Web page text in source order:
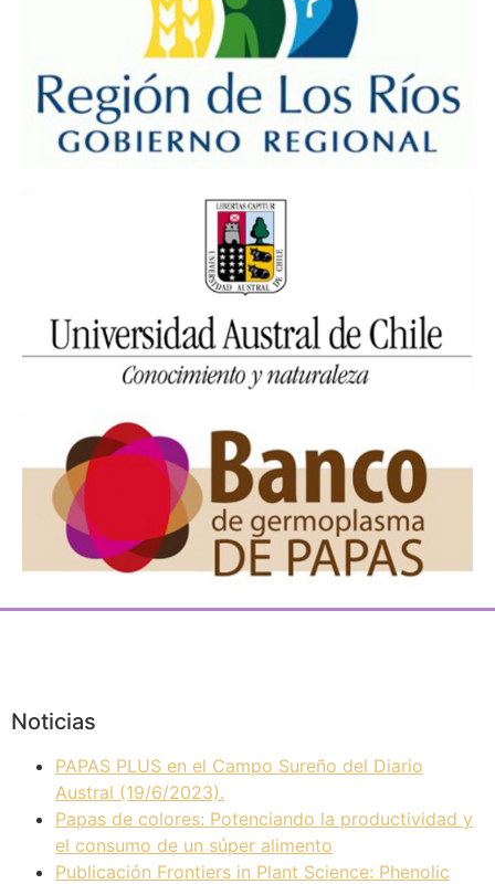
Noticias
PAPAS PLUS en el Campo Sureño del Diario
Austral (19/6/2023).
Papas de colores: Potenciando la productividad y
el consumo de un súper alimento
Publicación Frontiers in Plant Science: Phenolic